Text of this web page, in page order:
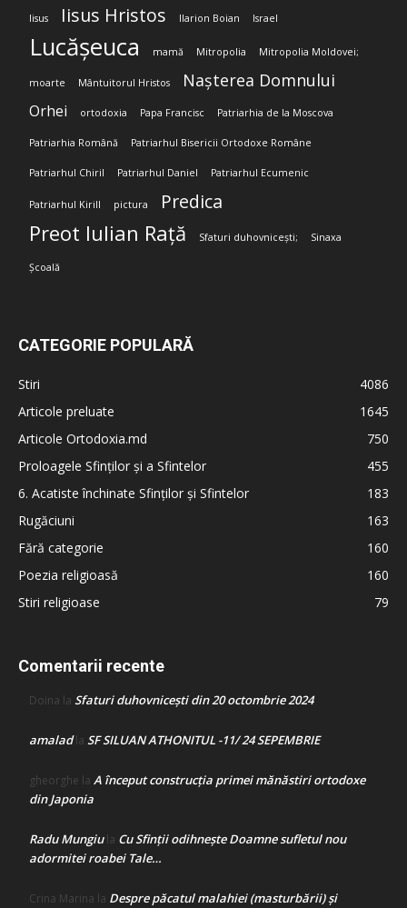
Iisus Iisus Hristos Ilarion Boian Israel
Lucășeuca mamă Mitropolia Mitropolia Moldovei;
moarte Mântuitorul Hristos Nașterea Domnului
Orhei ortodoxia Papa Francisc Patriarhia de la Moscova
Patriarhia Română Patriarhul Bisericii Ortodoxe Române
Patriarhul Chiril Patriarhul Daniel Patriarhul Ecumenic
Patriarhul Kirill pictura Predica
Preot Iulian Rață Sfaturi duhovnicești; Sinaxa
Școală
CATEGORIE POPULARĂ
Stiri
4086
Articole preluate
1645
Articole Ortodoxia.md
750
Proloagele Sfinților și a Sfintelor
455
6. Acatiste închinate Sfinților și Sfintelor
183
Rugăciuni
163
Fără categorie
160
Poezia religioasă
160
Stiri religioase
79
Comentarii recente
Doina la Sfaturi duhovnicești din 20 octombrie 2024
amaladla SF SILUAN ATHONITUL -11/ 24 SEPEMBRIE
gheorghe la A început construcţia primei mănăstiri ortodoxe
din Japonia
Radu Mungiula Cu Sfinții odihnește Doamne sufletul nou
adormitei roabei Tale…
Crina Marina la Despre păcatul malahiei (masturbării) şi